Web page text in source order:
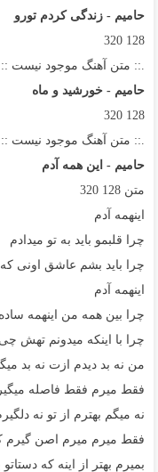
حامیم - زندگی کردم تورو
128
320
.:: متن آهنگ موجود نیست
حامیم - خورشید و ماه
128
320
.:: متن آهنگ موجود نیست
حامیم - این همه آدم
متن 128
320
اینهمه آدم
چرا قلبمو باید به تو میدادم
چرا باید بشم عاشق اونی که
اینهمه آدم
چرا بین همه من اینهمه
چرا با اینکه میدونم تهش
من نه بد دیدم ازت نه بد
فقط میرم فقط فاصله
نه میگم بهترم از تو نه
فقط میرم میرم اصن گیرم
بمیرم بهتر از اینه که